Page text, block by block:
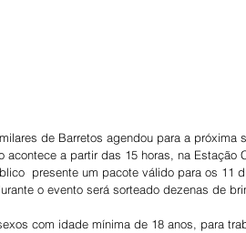
de Barretos agendou para a próxima
acontece a partir das 15 horas, na Estação
presente um pacote válido para os 11
o evento será sorteado dezenas de
com idade mínima de 18 anos, para